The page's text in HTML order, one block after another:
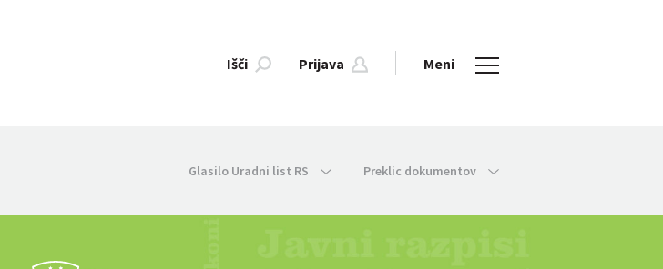
Išči Prijava Meni
Glasilo Uradni list RS Preklic dokumentov